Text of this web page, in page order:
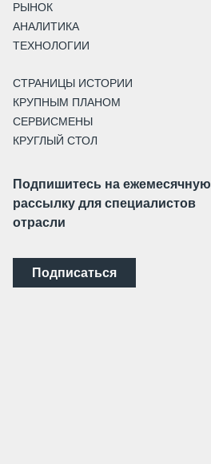
РЫНОК
АНАЛИТИКА
ТЕХНОЛОГИИ
СТРАНИЦЫ ИСТОРИИ
КРУПНЫМ ПЛАНОМ
СЕРВИСМЕНЫ
КРУГЛЫЙ СТОЛ
Подпишитесь на ежемесячную
рассылку для специалистов
отрасли
Подписаться